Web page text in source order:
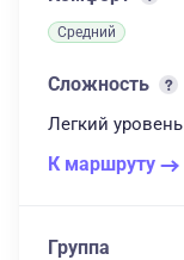
Средний
Сложность
Легкий уровень
К маршруту
Группа